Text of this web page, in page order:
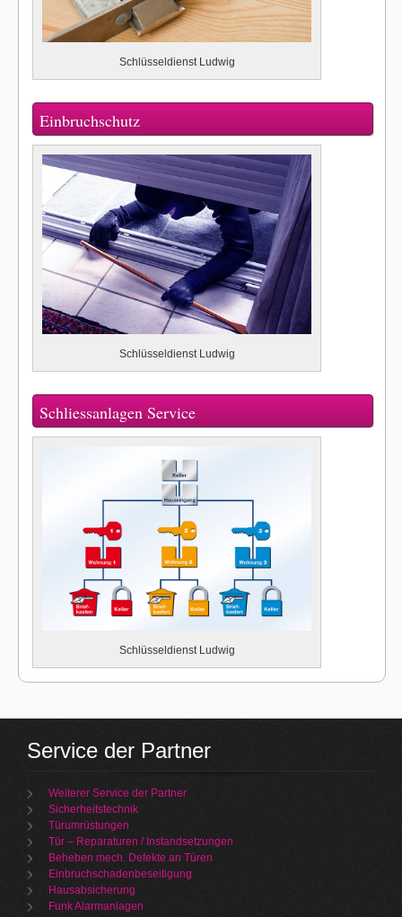
Schlüsseldienst Ludwig
Einbruchschutz
Schlüsseldienst Ludwig
Schliessanlagen Service
Schlüsseldienst Ludwig
Service der Partner
Weiterer Service der Partner
Sicherheitstechnik
Türumrüstungen
Tür – Reparaturen / Instandsetzungen
Beheben mech. Defekte an Türen
Einbruchschadenbeseitigung
Hausabsicherung
Funk Alarmanlagen